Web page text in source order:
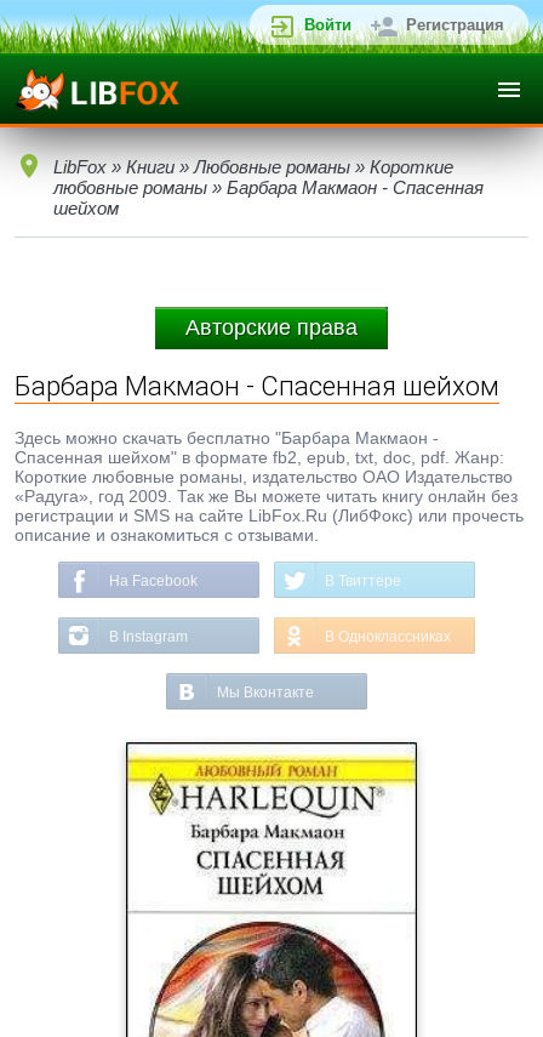
Войти Регистрация
LibFox » Книги » Любовные романы » Короткие
любовные романы » Барбара Макмаон - Спасенная
шейхом
Авторские права
Барбара Макмаон - Спасенная шейхом
Здесь можно скачать бесплатно "Барбара Макмаон -
Спасенная шейхом" в формате fb2, epub, txt, doc, pdf. Жанр:
Короткие любовные романы, издательство ОАО Издательство
«Радуга», год 2009. Так же Вы можете читать книгу онлайн без
регистрации и SMS на сайте LibFox.Ru (ЛибФокс) или прочесть
описание и ознакомиться с отзывами.
На Facebook В Твиттере
В Instagram В Одноклассниках
Мы Вконтакте